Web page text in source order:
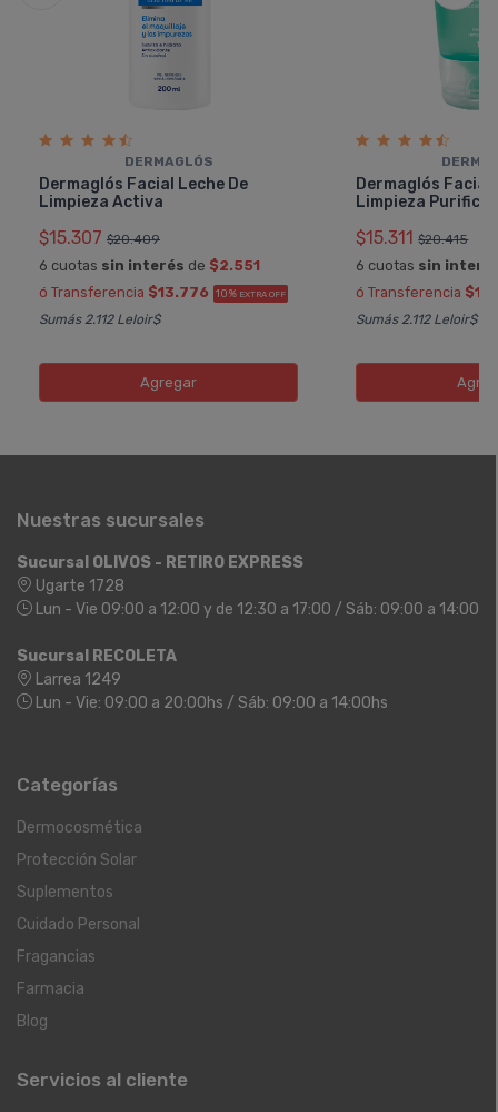
DERMAGLÓS
Dermaglós Facial Leche De
Limpieza Activa
$15.307 $20.409
6 cuotas sin interés de $2.551
ó Transferencia $13.776 10% EXTRA OFF
Sumás 2.112 Leloir$
Agregar
Dermaglós Facial
Limpieza
$15.311 $20.415
6 cuotas sin
ó Transferencia
Sumás 2.112 Leloir$
Nuestras sucursales
Sucursal OLIVOS - RETIRO EXPRESS
Ugarte 1728
Lun - Vie 09:00 a 12:00 y de 12:30 a 17:00 / Sáb: 09:00 a 14:00
Sucursal RECOLETA
Larrea 1249
Lun - Vie: 09:00 a 20:00hs / Sáb: 09:00 a 14:00hs
Categorías
Dermocosmética
Protección Solar
Suplementos
Cuidado Personal
Fragancias
Farmacia
Blog
Servicios al cliente